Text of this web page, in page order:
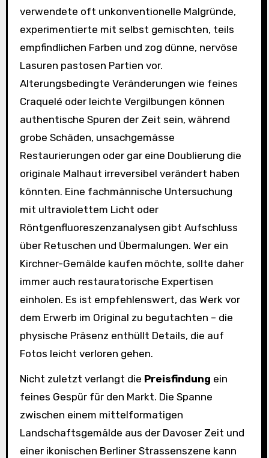
verwendete oft unkonventionelle Malgründe,
experimentierte mit selbst gemischten, teils
empfindlichen Farben und zog dünne, nervöse
Lasuren pastosen Partien vor.
Alterungsbedingte Veränderungen wie feines
Craquelé oder leichte Vergilbungen können
authentische Spuren der Zeit sein, während
grobe Schäden, unsachgemässe
Restaurierungen oder gar eine Doublierung die
originale Malhaut irreversibel verändert haben
könnten. Eine fachmännische Untersuchung
mit ultraviolettem Licht oder
Röntgenfluoreszenzanalysen gibt Aufschluss
über Retuschen und Übermalungen. Wer ein
Kirchner-Gemälde kaufen möchte, sollte daher
immer auch restauratorische Expertisen
einholen. Es ist empfehlenswert, das Werk vor
dem Erwerb im Original zu begutachten – die
physische Präsenz enthüllt Details, die auf
Fotos leicht verloren gehen.
Nicht zuletzt verlangt die Preisfindung ein
feines Gespür für den Markt. Die Spanne
zwischen einem mittelformatigen
Landschaftsgemälde aus der Davoser Zeit und
einer ikonischen Berliner Strassenszene kann